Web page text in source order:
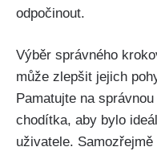
odpočinout.
Výběr správného
může zlepšit jejich
Pamatujte na
chodítka, aby bylo
uživatele.